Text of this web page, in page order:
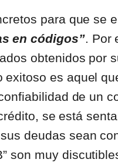
para que se
en códigos”. Por
obtenidos por
exitoso es aquel
de un
se está
deudas sean
son muy